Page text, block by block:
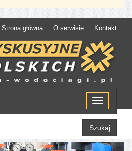
Strona główna O serwisie Kontakt
Menu
Szukaj